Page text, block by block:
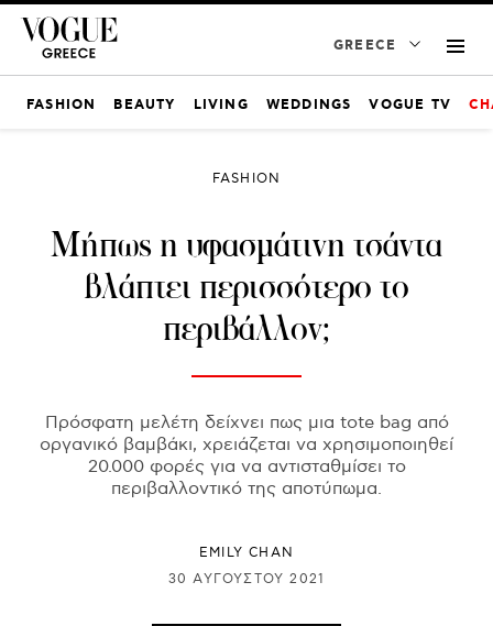
GREECE
FASHION BEAUTY LIVING WEDDINGS VOGUE TV
FASHION
Μήπως η υφασμάτινη τσάντα
βλάπτει περισσότερο το
περιβάλλον;
Πρόσφατη μελέτη δείχνει πως μια tote bag από
οργανικό βαμβάκι, χρειάζεται να χρησιμοποιηθεί
20.000 φορές για να αντισταθμίσει το
περιβαλλοντικό της αποτύπωμα.
EMILY CHAN
30 ΑΥΓΟΎΣΤΟΥ 2021